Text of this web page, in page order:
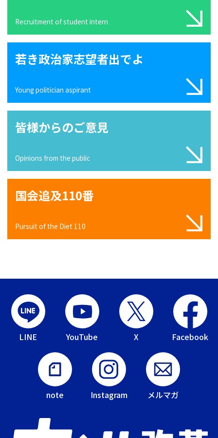
Recruitment of student intern
若き政治家志望者出でよ
Young politician aspirant
皆様からのご意見
Opinions from the public
国会追及110番
Pursuit of the Diet 110
LINE YouTube X Facebook
note Instagram メルマガ